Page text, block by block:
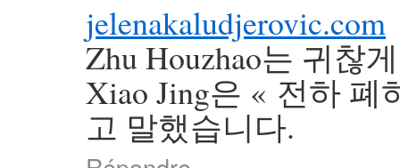
jelenakaludjerovic.com
Zhu Houzhao는 귀찮
Xiao Jing은 « 전하
고 말했습니다.